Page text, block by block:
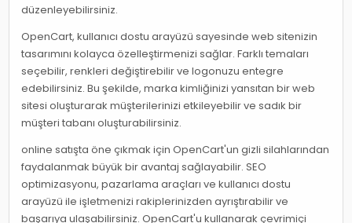
düzenleyebilirsiniz.
OpenCart, kullanıcı dostu arayüzü sayesinde web sitenizin
tasarımını kolayca özelleştirmenizi sağlar. Farklı temaları
seçebilir, renkleri değiştirebilir ve logonuzu entegre
edebilirsiniz. Bu şekilde, marka kimliğinizi yansıtan bir web
sitesi oluşturarak müşterilerinizi etkileyebilir ve sadık bir
müşteri tabanı oluşturabilirsiniz.
online satışta öne çıkmak için OpenCart'un gizli silahlarından
faydalanmak büyük bir avantaj sağlayabilir. SEO
optimizasyonu, pazarlama araçları ve kullanıcı dostu
arayüzü ile işletmenizi rakiplerinizden ayrıştırabilir ve
başarıya ulaşabilirsiniz. OpenCart'u kullanarak çevrimiçi